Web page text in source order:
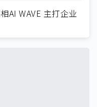
AI WAVE 主打企业